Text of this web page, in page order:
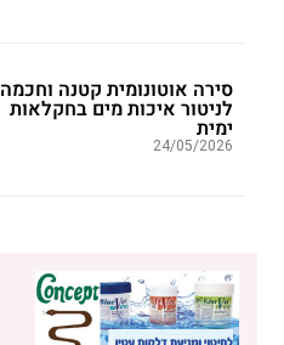
סירה אוטונומית קטנה וחכמה
לניטור איכות מים בחקלאות
ימית
24/05/2026